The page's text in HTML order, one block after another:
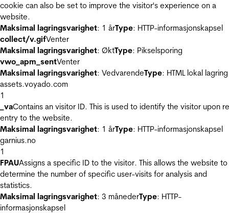
cookie can also be set to improve the visitor's experience on a
website.
Maksimal lagringsvarighet: 1 årType: HTTP-informasjonskapsel
collect/v.gifVenter
Maksimal lagringsvarighet: ØktType: Pikselsporing
vwo_apm_sentVenter
Maksimal lagringsvarighet: VedvarendeType: HTML lokal lagring
assets.voyado.com
1
_vaContains an visitor ID. This is used to identify the visitor upon
entry to the website.
Maksimal lagringsvarighet: 1 årType: HTTP-informasjonskapsel
garnius.no
1
FPAUAssigns a specific ID to the visitor. This allows the website to
determine the number of specific user-visits for analysis and
statistics.
Maksimal lagringsvarighet: 3 månederType: HTTP-
informasjonskapsel